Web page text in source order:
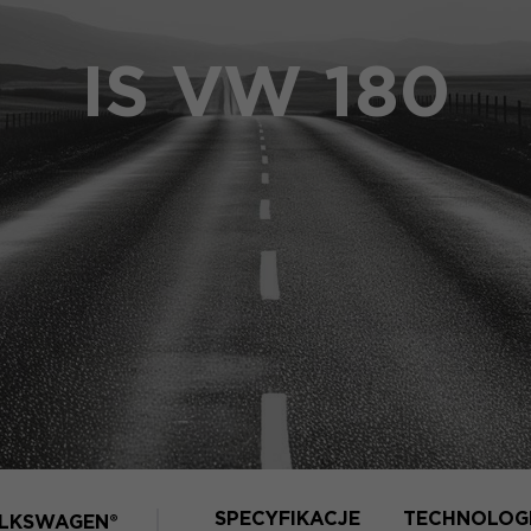
IS VW 180
SPECYFIKACJE